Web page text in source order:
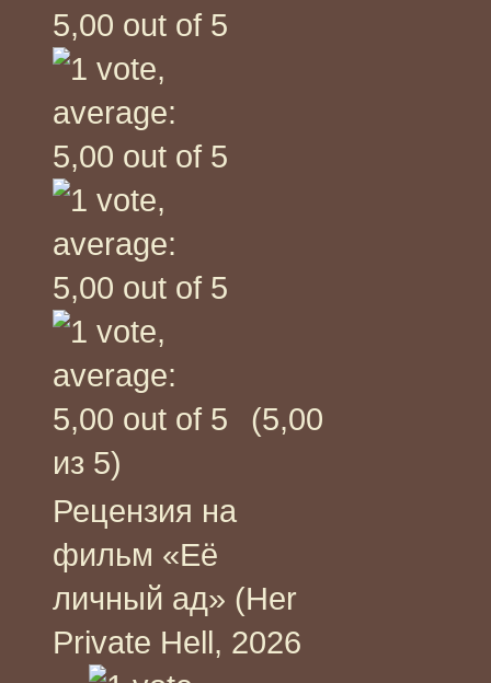
(5,00
из 5)
Рецензия на
фильм «Её
личный ад» (Her
Private Hell, 2026